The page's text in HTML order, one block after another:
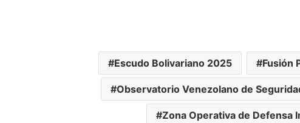
Escudo Bolivariano 2025 Fusión
Observatorio Venezolano de
Zona Operativa de Defensa